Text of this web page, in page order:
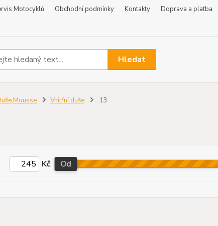
Motocyklů Obchodní podmínky Kontakty Doprava a platba
Hledat
Vnitřní duše 13
Kč Od